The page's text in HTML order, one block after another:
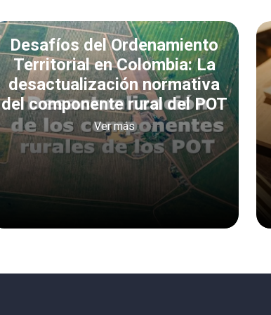
Desafíos del Ordenamiento
Territorial en Colombia: La
desactualización normativa
del componente rural del POT
Ver más